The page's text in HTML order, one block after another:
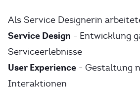
Als Service Designerin
Service Design - Entwicklung
Serviceerlebnisse
User Experience - Gestaltung
Interaktionen